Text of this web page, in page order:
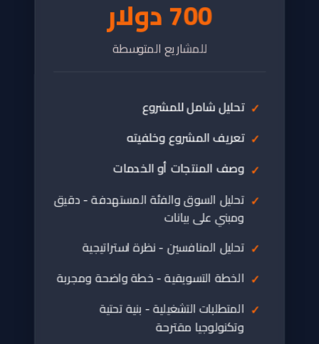
700 دولار
للمشاريع المتوسطة
تحليل شامل للمشروع
تعريف المشروع وخلفيته
وصف المنتجات أو الخدمات
تحليل السوق والفئة المستهدفة - دقيق
ومبني على بيانات
تحليل المنافسين - نظرة استراتيجية
الخطة التسويقية - خطة واضحة ومجربة
المتطلبات التشغيلية - بنية تحتية
وتكنولوجيا مقترحة